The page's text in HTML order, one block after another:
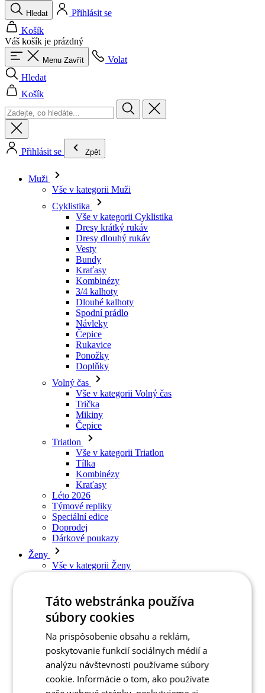
Hledat
Přihlásit se
Košík
Váš košík je prázdný
Menu Zavřít
Volat
Hledat
Košík
Přihlásit se Zpět
Muži
Vše v kategorii Muži
Cyklistika
Vše v kategorii Cyklistika
Dresy krátký rukáv
Dresy dlouhý rukáv
Vesty
Bundy
Kraťasy
Kombinézy
3/4 kalhoty
Dlouhé kalhoty
Spodní prádlo
Návleky
Čepice
Rukavice
Ponožky
Doplňky
Volný čas
Vše v kategorii Volný čas
Trička
Mikiny
Čepice
Triatlon
Vše v kategorii Triatlon
Tílka
Kombinézy
Kraťasy
Léto 2026
Týmové repliky
Speciální edice
Doprodej
Dárkové poukazy
Ženy
Vše v kategorii Ženy
Dresy krátký rukáv
Dresy dlouhý rukáv
Vesty
Bundy
Kraťasy
3/4 kalhoty
Dlouhé kalhoty
Spodní prádlo
Návleky
Táto webstránka používa
súbory cookies
Na prispôsobenie obsahu a reklám,
poskytovanie funkcií sociálnych médií a
analýzu návštevnosti používame súbory
cookie. Informácie o tom, ako používate